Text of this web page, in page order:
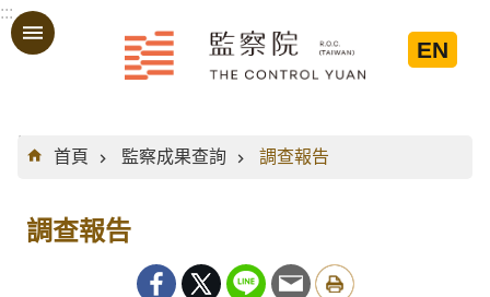
跳到主要內容區塊
:::
EN
:::
首頁
監察成果查詢 調查報告
調查報告